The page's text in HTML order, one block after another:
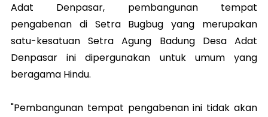
Adat Denpasar, pembangunan tempat
pengabenan di Setra Bugbug yang merupakan
satu-kesatuan Setra Agung Badung Desa Adat
Denpasar ini dipergunakan untuk umum yang
beragama Hindu.
"Pembangunan tempat pengabenan ini tidak akan